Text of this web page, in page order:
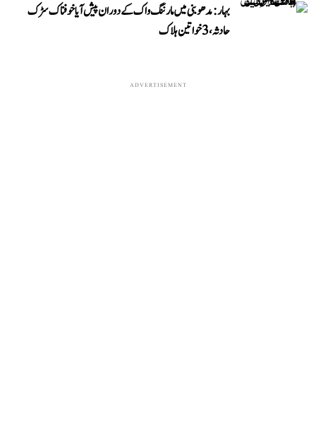
بہار: مدھوبنی میں مارننگ واک کے دوران پیش آیا خوفناک سڑک
حادثہ، 3 خواتین ہلاک
ADVERTISEMENT